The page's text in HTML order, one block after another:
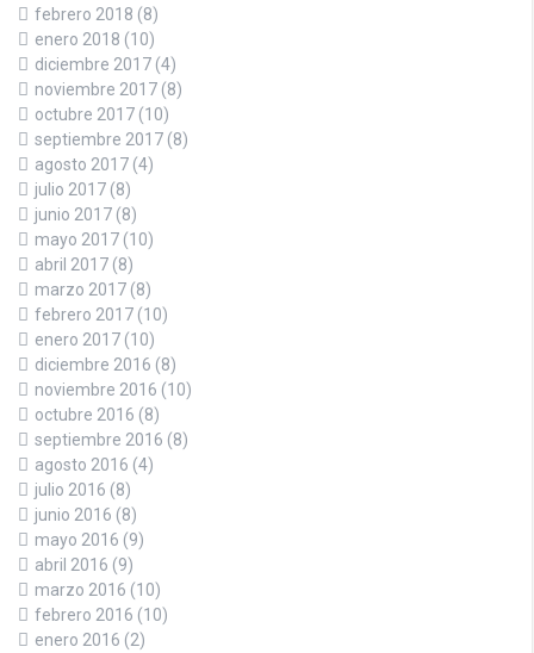
febrero 2018 (8)
enero 2018 (10)
diciembre 2017 (4)
noviembre 2017 (8)
octubre 2017 (10)
septiembre 2017 (8)
agosto 2017 (4)
julio 2017 (8)
junio 2017 (8)
mayo 2017 (10)
abril 2017 (8)
marzo 2017 (8)
febrero 2017 (10)
enero 2017 (10)
diciembre 2016 (8)
noviembre 2016 (10)
octubre 2016 (8)
septiembre 2016 (8)
agosto 2016 (4)
julio 2016 (8)
junio 2016 (8)
mayo 2016 (9)
abril 2016 (9)
marzo 2016 (10)
febrero 2016 (10)
enero 2016 (2)